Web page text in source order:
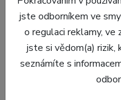
tvarovanými sekčními
přízpůsobitelnými
těsné kontakty a precizní
přirozenou anatomii zubů.
jste odborníkem ve
o regulaci reklamy, ve
jste si vědom(a) rizik,
seznámíte s